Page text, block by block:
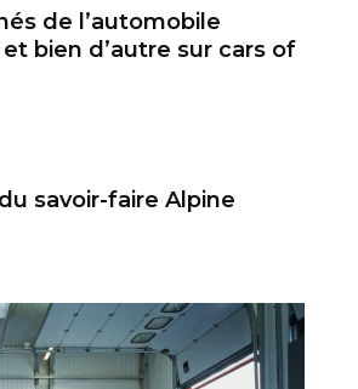
de l’automobile
bien d’autre sur cars of
savoir-faire Alpine